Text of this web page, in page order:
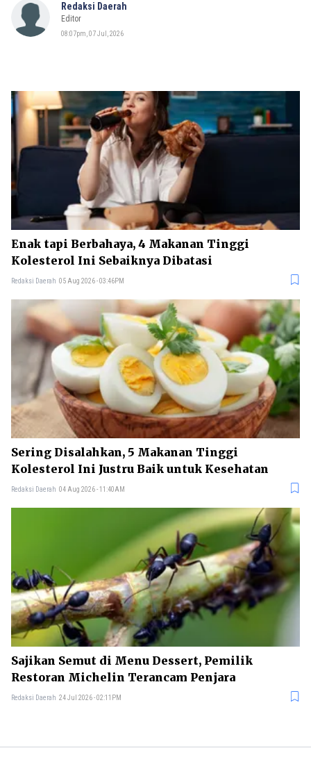
Redaksi Daerah
Editor
08:07pm, 07 Jul, 2026
Enak tapi Berbahaya, 4 Makanan Tinggi
Kolesterol Ini Sebaiknya Dibatasi
Redaksi Daerah 05 Aug 2026 - 03:46PM
Sering Disalahkan, 5 Makanan Tinggi
Kolesterol Ini Justru Baik untuk Kesehatan
Redaksi Daerah 04 Aug 2026 - 11:40AM
Sajikan Semut di Menu Dessert, Pemilik
Restoran Michelin Terancam Penjara
Redaksi Daerah 24 Jul 2026 - 02:11PM